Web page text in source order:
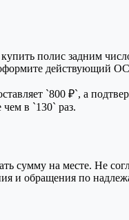
купить полис задним
оформите действующий
`800 ₽`, а
в `130` раз.
сумму на месте. Не
и обращения по